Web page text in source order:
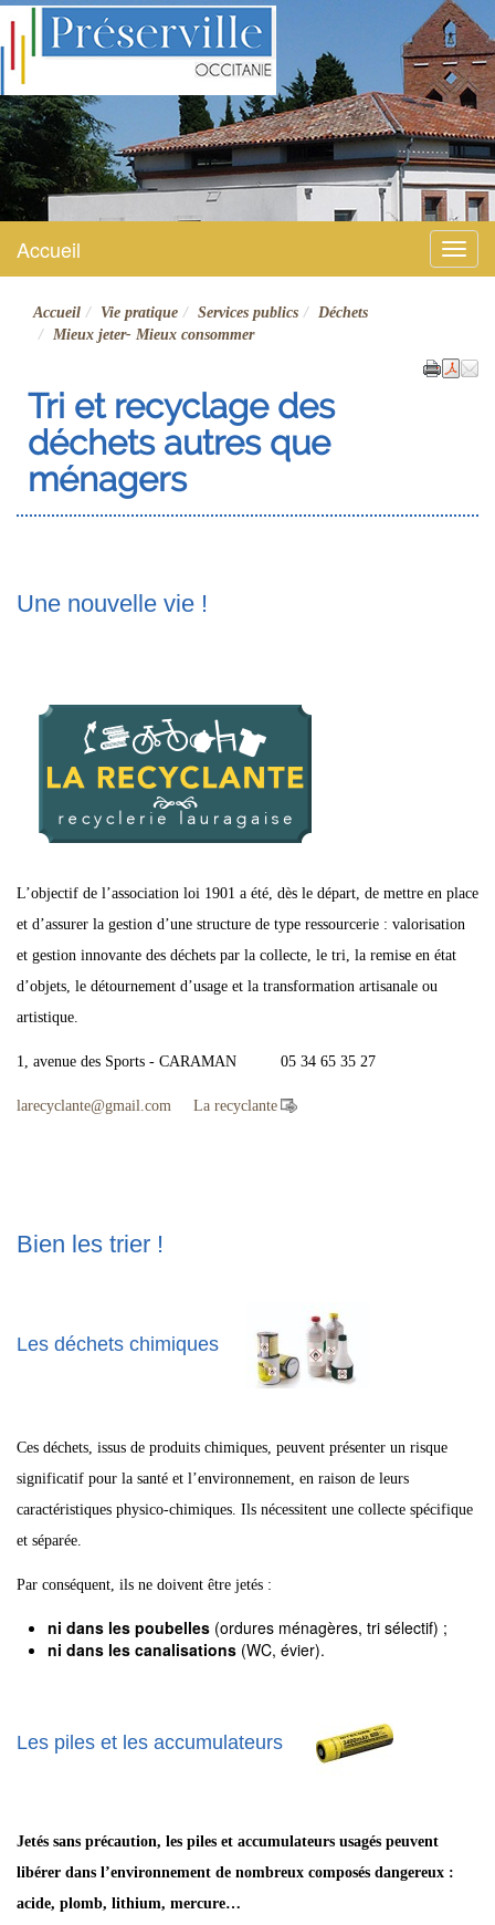
Préserville
Site officiel
Menu
Accueil
Accueil Vie pratique Services publics
Déchets
Mieux jeter- Mieux consommer
Tri et recyclage des
déchets autres que
ménagers
Une nouvelle vie !
L’objectif de l’association loi 1901 a été, dès le départ, de mettre en place
et d’assurer la gestion d’une structure de type ressourcerie : valorisation
et gestion innovante des déchets par la collecte, le tri, la remise en état
d’objets, le détournement d’usage et la transformation artisanale ou
artistique.
1, avenue des Sports - CARAMAN 05 34 65 35 27
larecyclante@gmail.com La recyclante
Bien les trier !
Les déchets chimiques
Ces déchets, issus de produits chimiques, peuvent présenter un risque
significatif pour la santé et l’environnement, en raison de leurs
caractéristiques physico-chimiques. Ils nécessitent une collecte spécifique
et séparée.
Par conséquent, ils ne doivent être jetés :
ni dans les poubelles (ordures ménagères, tri sélectif) ;
ni dans les canalisations (WC, évier).
Les piles et les accumulateurs
Jetés sans précaution, les piles et accumulateurs usagés peuvent
libérer dans l’environnement de nombreux composés dangereux :
acide, plomb, lithium, mercure…